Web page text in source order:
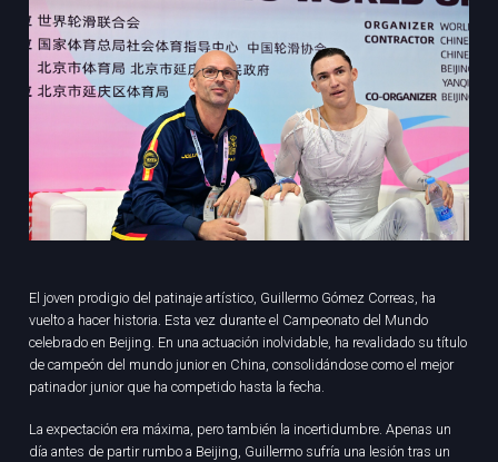
El joven prodigio del patinaje artístico, Guillermo Gómez Correas, ha
vuelto a hacer historia. Esta vez durante el Campeonato del Mundo
celebrado en Beijing. En una actuación inolvidable, ha revalidado su título
de campeón del mundo junior en China, consolidándose como el mejor
patinador junior que ha competido hasta la fecha.
La expectación era máxima, pero también la incertidumbre. Apenas un
día antes de partir rumbo a Beijing, Guillermo sufría una lesión tras un